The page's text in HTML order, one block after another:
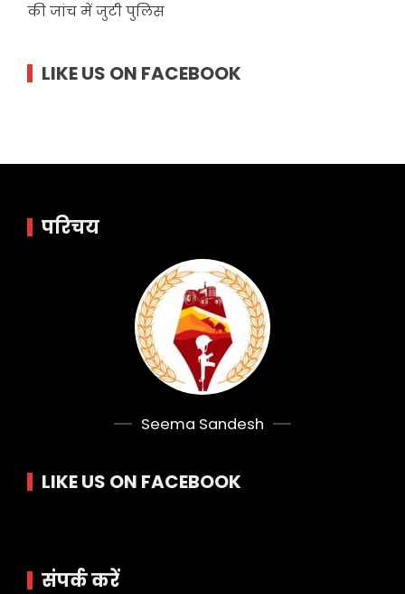
की जांच में जुटी पुलिस
LIKE US ON FACEBOOK
परिचय
Seema Sandesh
LIKE US ON FACEBOOK
संपर्क करें